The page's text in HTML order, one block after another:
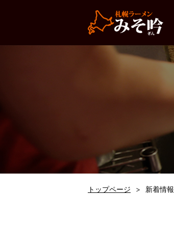
トップページ 新着情報